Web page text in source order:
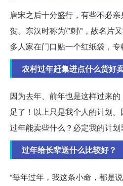
唐宋之后十分盛行，有些不必
贺。东汉时称为\"刺\"，故名片
多人家在门口贴一个红纸袋，专
农村过年赶集进点什么货好
因为去年、前年也是这样过来
足了！以上只是我个人的计划
过年能卖些什么？必定我的计
过年给长辈送什么比较好？
“每年过年，我这条小命，都是